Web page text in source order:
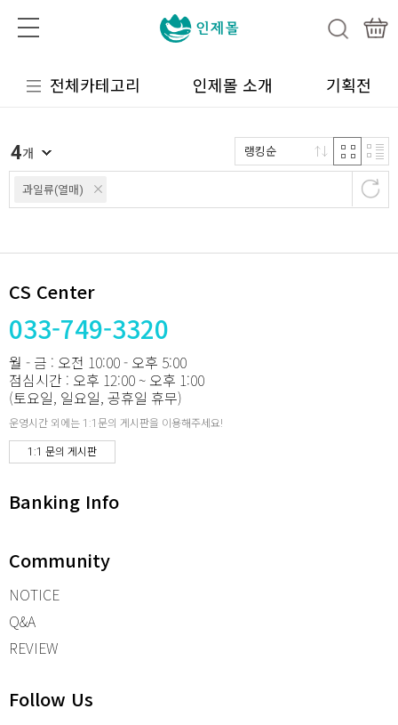
전체카테고리 인제몰 소개 기획전
과일류(열매)
4개 랭킹순
CS Center
033-749-3320
월 - 금 : 오전 10:00 - 오후 5:00
점심시간 : 오후 12:00 ~ 오후 1:00
(토요일, 일요일, 공휴일 휴무)
운영시간 외에는 1:1문의 게시판을 이용해주세요!
1:1 문의 게시판
Banking Info
Community
NOTICE
Q&A
REVIEW
Follow Us